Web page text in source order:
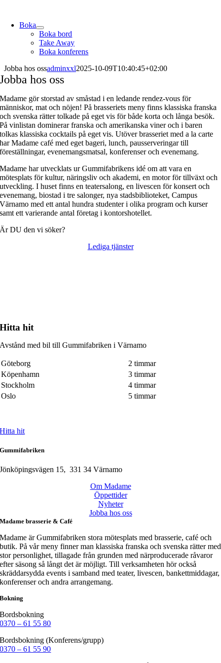
contentBoka
Boka bord
Take Away
Boka konferens
Jobba hos ossadminxxl2025-10-09T10:40:45+02:00
Jobba hos oss
Madame gör storstad av småstad i en ledande rendez-vous för
människor, mat och nöjen! På brasseriets meny finns klassiska franska
och svenska rätter tolkade på eget vis för både korta och långa besök.
På vinlistan dominerar franska och amerikanska viner och i baren
tolkas klassiska cocktails på eget vis. Utöver brasseriet med a la carte
har Madame café med eget bageri, lunch, pausserveringar till
föreställningar, evenemangsmatsal, konferenser och evenemang.
Madame har utvecklats ur Gummifabrikens idé om att vara en
mötesplats för kultur, näringsliv och akademi, en motor för tillväxt och
utveckling. I huset finns en teatersalong, en livescen för konsert och
evenemang, biostad i tre salonger, nya stadsbiblioteket, Campus
Värnamo med ett antal hundra studenter i olika program och kurser
samt ett varierande antal företag i kontorshotellet.
Är DU den vi söker?
Lediga tjänster
Hitta hit
Avstånd med bil till Gummifabriken i Värnamo
Göteborg
2 timmar
Köpenhamn
3 timmar
Stockholm
4 timmar
Oslo
5 timmar
Hitta hit
Gummifabriken
Jönköpingsvägen 15, 331 34 Värnamo
Om Madame
Öppettider
Nyheter
Jobba hos oss
Madame brasserie & Café
Madame är Gummifabriken stora mötesplats med brasserie, café och
butik. På vår meny finner man klassiska franska och svenska rätter med
stor personlighet, tillagade från grunden med närproducerade råvaror
efter säsong så långt det är möjligt. Till verksamheten hör också
skräddarsydda events i samband med teater, livescen, bankettmiddagar,
konferenser och andra arrangemang.
Bokning
Bordsbokning
0370 – 61 55 80
Bordsbokning (Konferens/grupp)
0370 – 61 55 90